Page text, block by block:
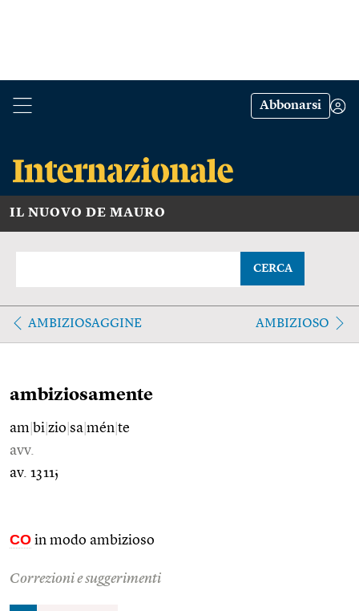
Abbonarsi
IL NUOVO DE MAURO
CERCA
AMBIZIOSAGGINE AMBIZIOSO
ambiziosamente
am bi zio sa mén te
avv.
av. 1311;
CO in modo ambizioso
Correzioni e suggerimenti